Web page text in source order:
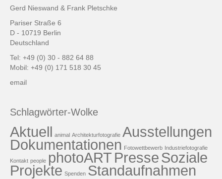
Gerd Nieswand & Frank Pletschke
Pariser Straße 6
D - 10719 Berlin
Deutschland
Tel: +49 (0) 30 - 882 64 88
Mobil: +49 (0) 171 518 30 45
email
Schlagwörter-Wolke
Aktuell animal Architekturfotografie Ausstellungen
Dokumentationen Fotowettbewerb Industriefotografie
Kontakt people photoART PresseSoziale
Projekte Spenden Standaufnahmen